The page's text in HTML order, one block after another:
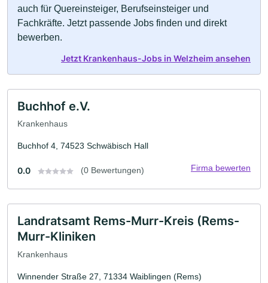
auch für Quereinsteiger, Berufseinsteiger und
Fachkräfte. Jetzt passende Jobs finden und direkt
bewerben.
Jetzt Krankenhaus-Jobs in Welzheim ansehen
Buchhof e.V.
Krankenhaus
Buchhof 4, 74523 Schwäbisch Hall
0.0 (0 Bewertungen) Firma bewerten
Landratsamt Rems-Murr-Kreis (Rems-
Murr-Kliniken
Krankenhaus
Winnender Straße 27, 71334 Waiblingen (Rems)